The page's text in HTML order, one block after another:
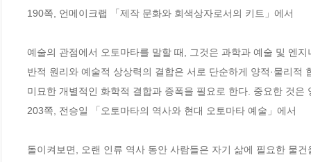
190쪽, 언메이크랩 「제작 문화와 회색상자로서의 키트」에서
예술의 관점에서 오토마타를 말할 때, 그것은 과학과 예술 및 엔
반적 원리와 예술적 상상력의 결합은 서로 단순하게 양적·물리
미묘한 개별적인 화학적 결합과 증폭을 필요로 한다. 중요한 것은
203쪽, 전승일 「오토마타의 역사와 현대 오토마타 예술」에서
돌이켜보면, 오랜 인류 역사 동안 사람들은 자기 삶에 필요한 물